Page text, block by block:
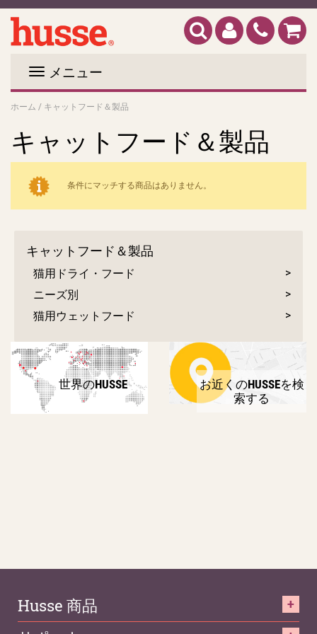
メニュー
ホーム / キャットフード＆製品
キャットフード＆製品
条件にマッチする商品はありません。
キャットフード＆製品
猫用ドライ・フード
ニーズ別
猫用ウェットフード
世界のHUSSE
お近くのHUSSEを検
索する
Husse 商品